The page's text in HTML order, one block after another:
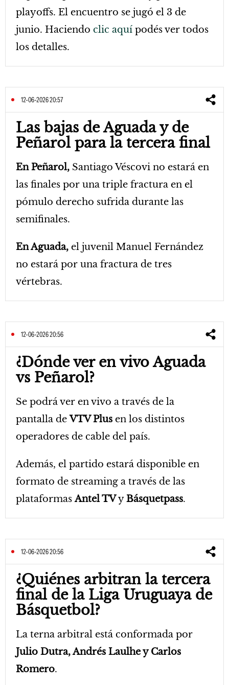
playoffs. El encuentro se jugó el 3 de
junio. Haciendo clic aquí podés ver todos
los detalles.
12-06-2026 20:57
Las bajas de Aguada y de
Peñarol para la tercera final
En Peñarol, Santiago Véscovi no estará en
las finales por una triple fractura en el
pómulo derecho sufrida durante las
semifinales.
En Aguada, el juvenil Manuel Fernández
no estará por una fractura de tres
vértebras.
12-06-2026 20:56
¿Dónde ver en vivo Aguada
vs Peñarol?
Se podrá ver en vivo a través de la
pantalla deVTV Plus en los distintos
operadores de cable del país.
Además, el partido estará disponible en
formato de streaming a través de las
plataformasAntel TVyBásquetpass.
12-06-2026 20:56
¿Quiénes arbitran la tercera
final de la Liga Uruguaya de
Básquetbol?
La terna arbitral está conformada por
Julio Dutra, Andrés Laulhe y Carlos
Romero.